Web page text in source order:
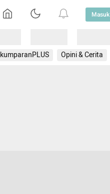
Masuk
kumparanPLUS Opini & Cerita